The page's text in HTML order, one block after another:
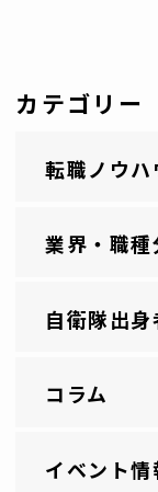
カテゴリー
転職ノウハ
業界・職種
自衛隊出
コラム
イベント情